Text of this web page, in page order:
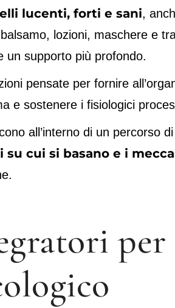
lucenti, forti e sani,
lozioni, maschere e
un supporto più profondo.
pensate per fornire
e sostenere i fisiologici
all’interno di un percorso
su cui si basano e i
per